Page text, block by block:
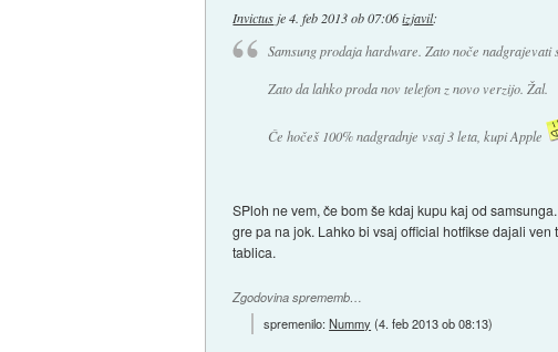
Invictus je4. feb 2013 ob 07:06 izjavil:
Samsung prodaja hardware. Zato noče
Zato da lahko proda nov telefon z novo verzijo. Žal.
Če hočeš 100% nadgradnje vsaj 3 leta, kupi Apple
SPloh ne vem, če bom še kdaj kupu kaj od
gre pa na jok. Lahko bi vsaj official hotfikse dajali
tablica.
Zgodovina sprememb…
spremenilo:Nummy (4. feb 2013 ob 08:13)